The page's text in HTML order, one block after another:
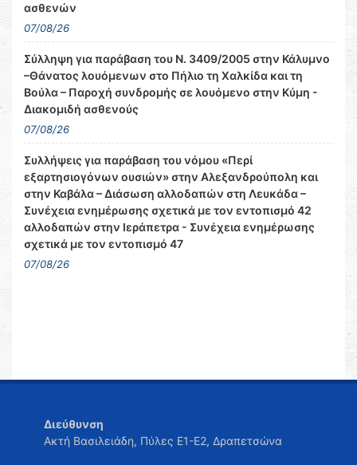
ασθενών
07/08/26
Σύλληψη για παράβαση του Ν. 3409/2005 στην Κάλυμνο
–Θάνατος λουόμενων στο Πήλιο τη Χαλκίδα και τη
Βούλα – Παροχή συνδρομής σε λουόμενο στην Κύμη -
Διακομιδή ασθενούς
07/08/26
Συλλήψεις για παράβαση του νόμου «Περί
εξαρτησιογόνων ουσιών» στην Αλεξανδρούπολη και
στην Καβάλα – Διάσωση αλλοδαπών στη Λευκάδα –
Συνέχεια ενημέρωσης σχετικά με τον εντοπισμό 42
αλλοδαπών στην Ιεράπετρα - Συνέχεια ενημέρωσης
σχετικά με τον εντοπισμό 47
07/08/26
Διεύθυνση
Ακτή Βασιλειάδη, Πύλες Ε1-Ε2, Δραπετσώνα